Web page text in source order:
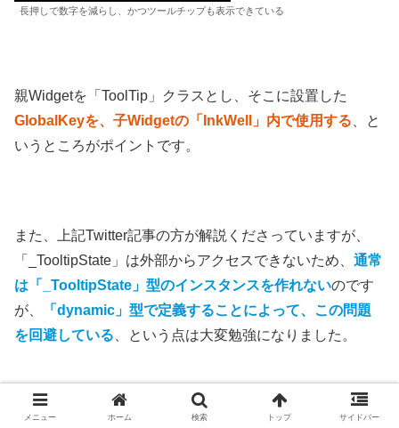
長押しで数字を減らし、かつツールチップも表示できている
親Widgetを「ToolTip」クラスとし、そこに設置した
GlobalKeyを、子Widgetの「InkWell」内で使用する 、と
いうところがポイントです。
また、上記Twitter記事の方が解説くださっていますが、
「_TooltipState」は外部からアクセスできないため、 通常
は「_TooltipState」型のインスタンスを作れないのです
が、
「dynamic」型で定義することによって、この問題
を回避している 、という点は大変勉強になりました。
メニュー ホーム 検索 トップ サイドバー